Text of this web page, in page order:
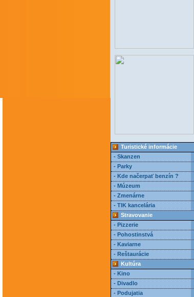
Turistické informácie
- Skanzen
- Parky
- Kde načerpať benzín ?
- Múzeum
- Zmenárne
- TIK kancelária
Stravovanie
- Pizzerie
- Pohostinstvá
- Kaviarne
- Reštaurácie
Kultúra
- Kino
- Divadlo
- Podujatia